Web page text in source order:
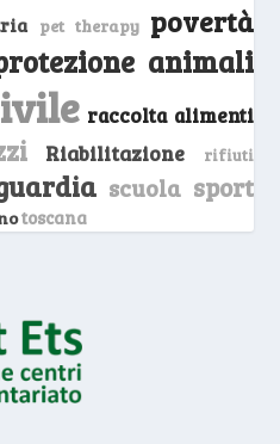
pet therapy povertà
animali
raccolta alimenti
Riabilitazione
rifiuti
scuola sport
toscana